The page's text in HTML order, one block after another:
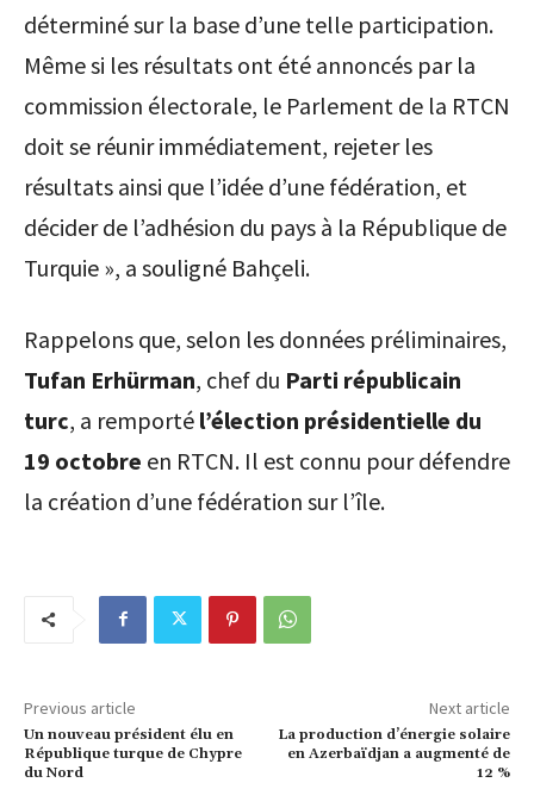
déterminé sur la base d’une telle participation.
Même si les résultats ont été annoncés par la
commission électorale, le Parlement de la RTCN
doit se réunir immédiatement, rejeter les
résultats ainsi que l’idée d’une fédération, et
décider de l’adhésion du pays à la République de
Turquie », a souligné Bahçeli.
Rappelons que, selon les données préliminaires,
Tufan Erhürman, chef du Parti républicain
turc, a remporté l’élection présidentielle du
19 octobre en RTCN. Il est connu pour défendre
la création d’une fédération sur l’île.
Previous article
Un nouveau président élu en
République turque de Chypre
du Nord
Next article
La production d’énergie solaire
en Azerbaïdjan a augmenté de
12 %